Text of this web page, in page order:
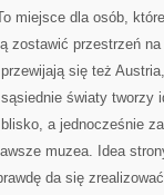
miejsce dla osób,
zostawić przestrzeń
się też
światy tworzy
a jednocześnie
muzea. Idea
da się